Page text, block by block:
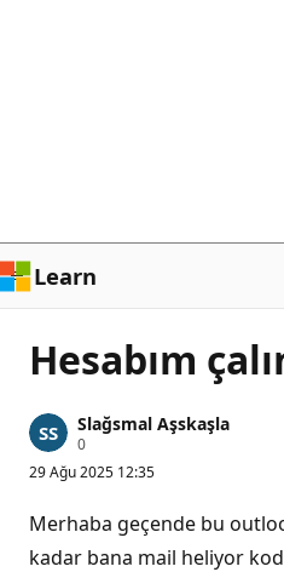
Learn
Hesabım
Slağsmal Aşskaşla
0S
y
ı
n
29 Ağu 2025 12:35
Merhaba geçende bu
kadar bana mail heliyor